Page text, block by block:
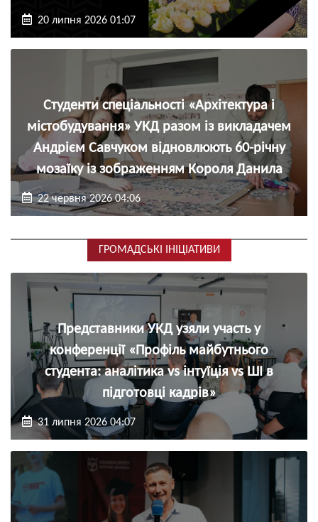
20 липня 2026 01:07
Студенти спеціальності «Архітектура і
містобудування» УКД разом із викладачем
Андрієм Савчуком відновлюють 60-річну
мозаїку із зображенням Короля Данила
22 червня 2026 04:06
ГРОМАДСЬКІ ІНІЦІАТИВИ
Представники УКД узяли участь у
конференції «Профіль майбутнього
студента: аналітика vs інтуїція vs ШІ в
підготовці кадрів»
31 липня 2026 04:07